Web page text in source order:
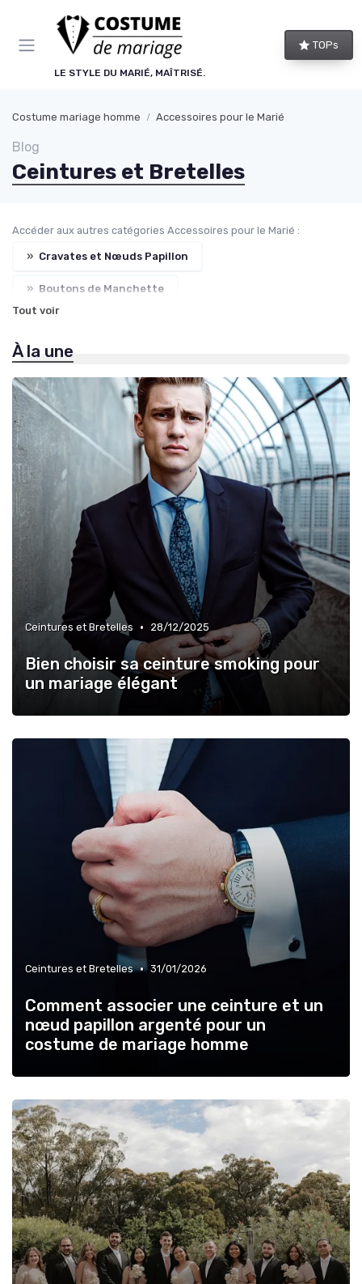
LE STYLE DU MARIÉ, MAÎTRISÉ.
TOPs
Costume mariage homme Accessoires pour le Marié
Blog
Ceintures et Bretelles
Accéder aux autres catégories Accessoires pour le Marié :
» Cravates et Nœuds Papillon
» Boutons de Manchette
Tout voir
À la une
Ceintures et Bretelles • 28/12/2025
Bien choisir sa ceinture smoking pour
un mariage élégant
Ceintures et Bretelles • 31/01/2026
Comment associer une ceinture et un
nœud papillon argenté pour un
costume de mariage homme